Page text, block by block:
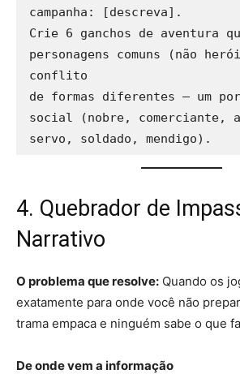
campanha: [descreva].
Crie 6 ganchos de aventura
personagens comuns (não
conflito
de formas diferentes — um
social (nobre, comerciante,
4. Quebrador de
Narrativo
O problema que resolve: Quando os
exatamente para onde você não
trama empaca e ninguém sabe o que
De onde vem a informação